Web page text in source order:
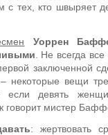
с тех, кто швыряет
Уоррен
. Не всегда
заключенной
– некоторые вещи
девять
говорит мистер
: жертвовать